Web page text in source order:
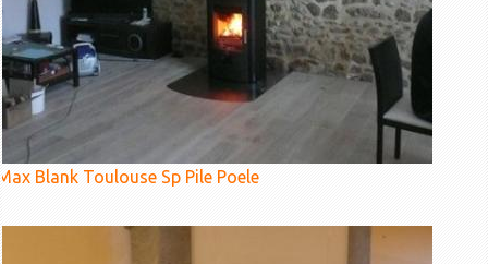
Blank Toulouse Sp Pile Poele